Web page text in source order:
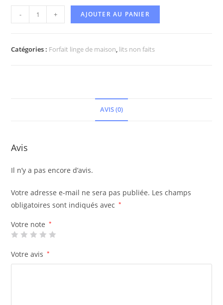
- + AJOUTER AU PANIER
Catégories : Forfait linge de maison, lits non faits
AVIS (0)
Avis
Il n’y a pas encore d’avis.
Votre adresse e-mail ne sera pas publiée. Les champs
obligatoires sont indiqués avec
*
Votre note *
Votre avis *